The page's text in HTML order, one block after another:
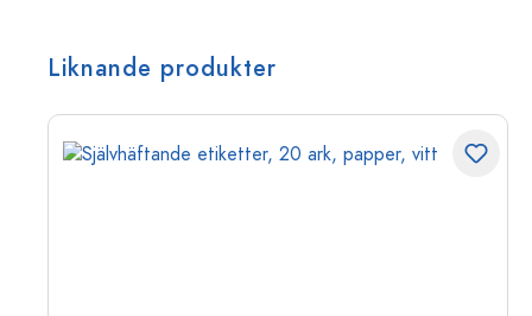
Liknande produkter